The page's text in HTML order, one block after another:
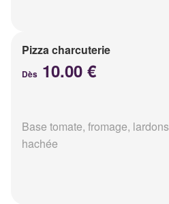
Pizza charcuterie
Dès 10.00 €
Base tomate, fromage,
hachée